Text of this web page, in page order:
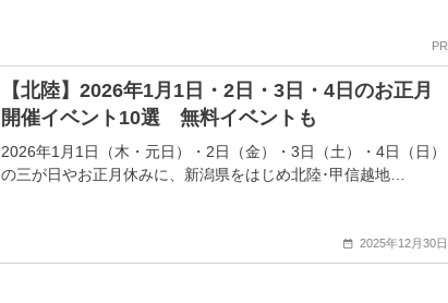
PR
【北陸】2026年1月1日・2日・3日・4日のお正月
開催イベント10選 無料イベントも
2026年1月1日（木・元日）・2日（金）・3日（土）・4日（日）
の三が日やお正月休みに、新潟県をはじめ北陸･甲信越地…
2025年12月30日